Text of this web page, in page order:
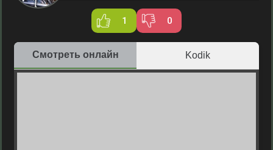
1 0
Смотреть онлайн Kodik